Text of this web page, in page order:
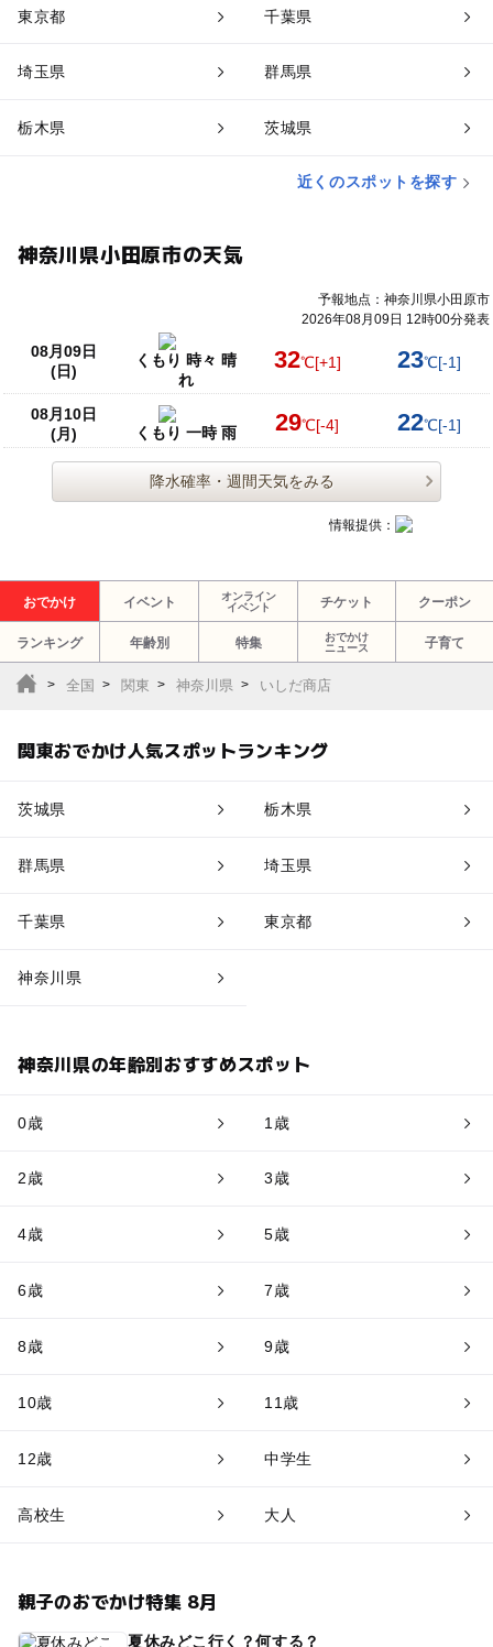
東京都 千葉県
埼玉県 群馬県
栃木県 茨城県
近くのスポットを探す
神奈川県小田原市の天気
予報地点：神奈川県小田原市
2026年08月09日 12時00分発表
08月09日
(日)
くもり 時々 晴
れ
32℃[+1] 23℃[-1]
08月10日
(月)
くもり 一時 雨 29℃[-4] 22℃[-1]
降水確率・週間天気をみる
情報提供：
おでかけ イベント
オンライン
イベント
チケット クーポン
ランキング 年齢別 特集
おでかけ
ニュース
子育て
全国 関東 神奈川県 いしだ商店
関東おでかけ人気スポットランキング
茨城県 栃木県
群馬県 埼玉県
千葉県 東京都
神奈川県
神奈川県の年齢別おすすめスポット
0歳 1歳
2歳 3歳
4歳 5歳
6歳 7歳
8歳 9歳
10歳 11歳
12歳 中学生
高校生 大人
親子のおでかけ特集 8月
夏休みどこ行く？何する？